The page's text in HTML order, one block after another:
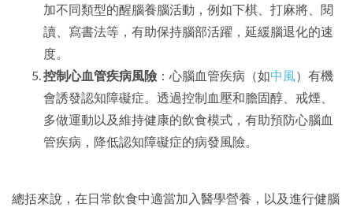
加不同類型的醒腦養腦活動，例如下棋、打麻將、閱
讀、寫書法等，有助保持腦部活躍，延緩腦退化的速
度。
控制心血管疾病風險 ：心腦血管疾病（如中風 ）有機
會誘發認知障礙症。透過控制血壓和膽固醇、戒煙、
多做運動以及維持健康的飲食模式，有助預防心腦血
管疾病，降低認知障礙症的病發風險。
總括來說，在日常飲食中適當加入醫學營養，以及進行健腦